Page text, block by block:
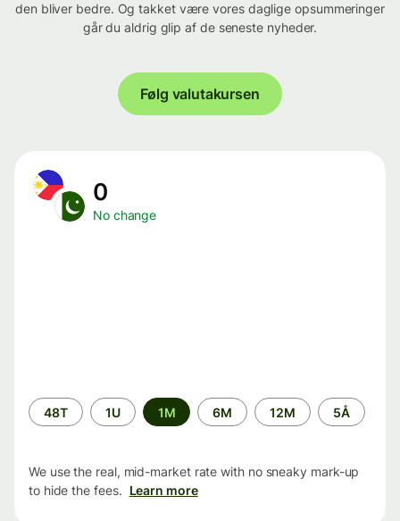
den bliver bedre. Og takket være vores daglige opsummeringer
går du aldrig glip af de seneste nyheder.
Følg valutakursen
0
No change
Time
period
48T 1U 1M 6M 12M 5Å
We use the real, mid-market rate with no sneaky mark-up
to hide the fees. Learn more